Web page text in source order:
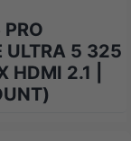
5 325
2.1 |